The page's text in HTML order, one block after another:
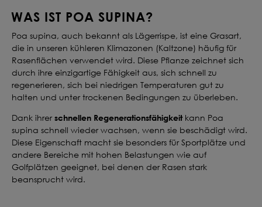
WAS IST POA SUPINA?
Poa supina, auch bekannt als Lägerrispe, ist eine Grasart,
die in unseren kühleren Klimazonen (Kaltzone) häufig für
Rasenflächen verwendet wird. Diese Pflanze zeichnet sich
durch ihre einzigartige Fähigkeit aus, sich schnell zu
regenerieren, sich bei niedrigen Temperaturen gut zu
halten und unter trockenen Bedingungen zu überleben.
Dank ihrerschnellen Regenerationsfähigkeit kann Poa
supina schnell wieder wachsen, wenn sie beschädigt wird.
Diese Eigenschaft macht sie besonders für Sportplätze und
andere Bereiche mit hohen Belastungen wie auf
Golfplätzen geeignet, bei denen der Rasen stark
beansprucht wird.
Mischung
konfigurieren
QUALITÄT VOM PROFI
INDIVIDUELL FÜR DICH
JETZT KONFIGURIEREN